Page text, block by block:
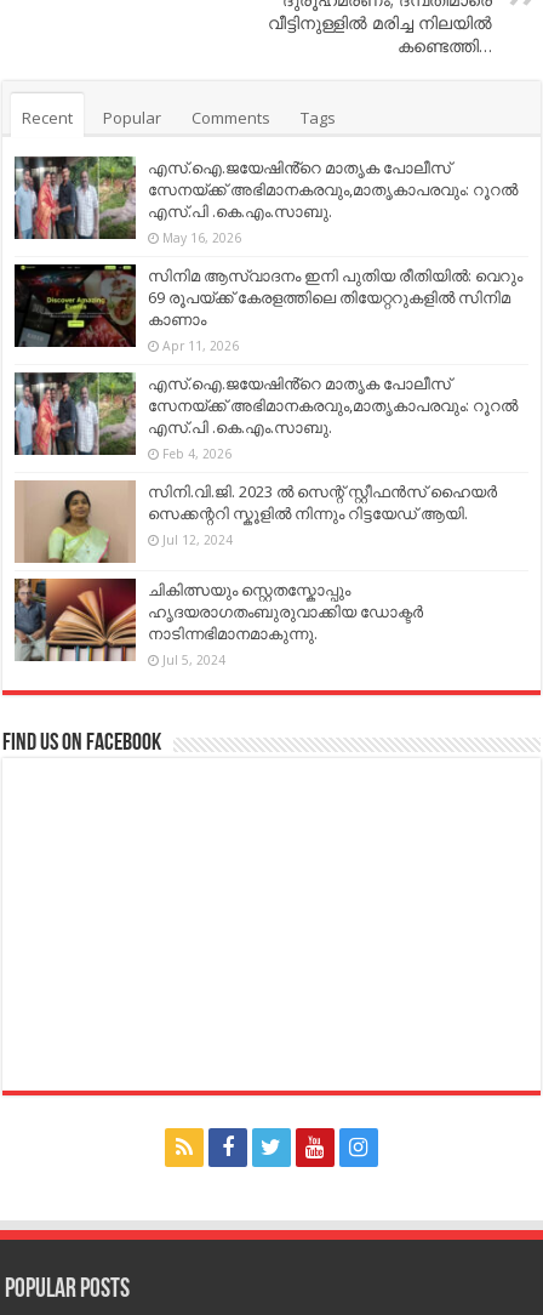
വീട്ടിനുള്ളിൽ മരിച്ച നിലയിൽ
കണ്ടെത്തി…
Recent Popular Comments Tags
എസ്.ഐ.ജയേഷിൻ്റെ മാതൃക പോലീസ്
സേനയ്ക്ക് അഭിമാനകരവും,മാതൃകാപരവും: റൂറൽ
എസ്.പി .കെ.എം.സാബു.
May 16, 2026
സിനിമ ആസ്വാദനം ഇനി പുതിയ രീതിയിൽ: വെറും
69 രൂപയ്ക്ക് കേരളത്തിലെ തിയേറ്ററുകളിൽ സിനിമ
കാണാം
Apr 11, 2026
എസ്.ഐ.ജയേഷിൻ്റെ മാതൃക പോലീസ്
സേനയ്ക്ക് അഭിമാനകരവും,മാതൃകാപരവും: റൂറൽ
എസ്.പി .കെ.എം.സാബു.
Feb 4, 2026
സിനി.വി.ജി. 2023 ൽ സെന്റ് സ്റ്റീഫൻസ് ഹൈയർ
സെക്കന്ററി സ്കൂളിൽ നിന്നും റിട്ടയേഡ് ആയി.
Jul 12, 2024
ചികിത്സയും സ്റ്റെതസ്കോപ്പും
ഹൃദയരാഗതംബുരുവാക്കിയ ഡോക്ടർ
നാടിന്നഭിമാനമാകുന്നു.
Jul 5, 2024
Find us on Facebook
Popular Posts